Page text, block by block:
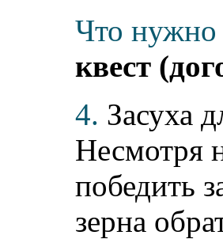
Что нужно
квест
4. Засуха
Несмотря
победить
зерна